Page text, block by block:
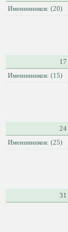
Именинников: (20)
17
Именинников: (15)
24
Именинников: (25)
31